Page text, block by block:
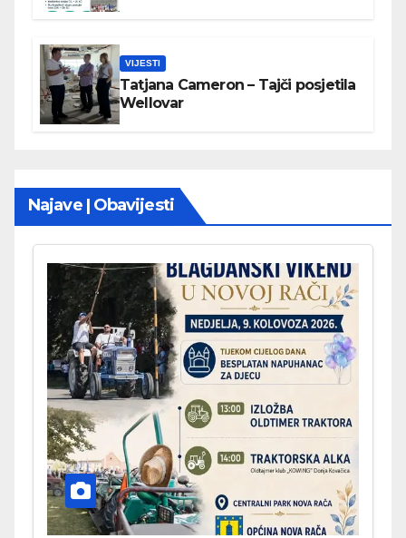
VIJESTI
Tatjana Cameron – Tajči posjetila
Wellovar
Najave | Obavijesti